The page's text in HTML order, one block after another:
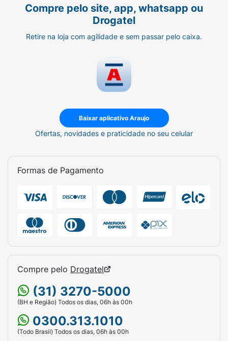
Compre pelo site, app, whatsapp ou
Drogatel
Retire na loja com agilidade e sem passar pelo caixa.
Baixar aplicativo Araujo
Ofertas, novidades e praticidade no seu celular
Formas de Pagamento
Compre pelo Drogatel
(31) 3270-5000
(BH e Região) Todos os dias, 06h às 00h
0300.313.1010
(Todo Brasil) Todos os dias, 06h às 00h